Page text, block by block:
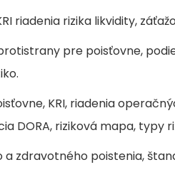
riadenia rizika likvidity,
pre poisťovne,
KRI, riadenia
DORA, riziková mapa, typy
a zdravotného poistenia,